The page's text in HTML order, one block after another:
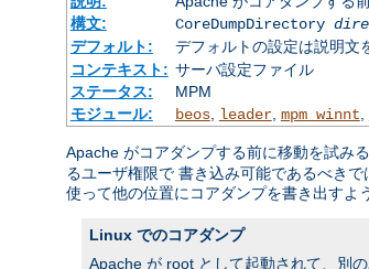
構文:
CoreDumpDirectory
デフォルト:
デフォルトの設定は説明文
コンテキスト: サーバ設定ファイル
ステータス:
MPM
モジュール:
beos, leader, mpm_winnt
Apache がコアダンプする前に移動を試み
るユーザ権限で 書き込み可能であるべき
使って他の位置にコアダンプを書き出すよ
Linux でのコアダンプ
Apache が root として起動されて、別